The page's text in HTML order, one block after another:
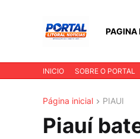
PAGINA
INICIO SOBRE O PORTAL
Página inicial PIAUI
Piauí